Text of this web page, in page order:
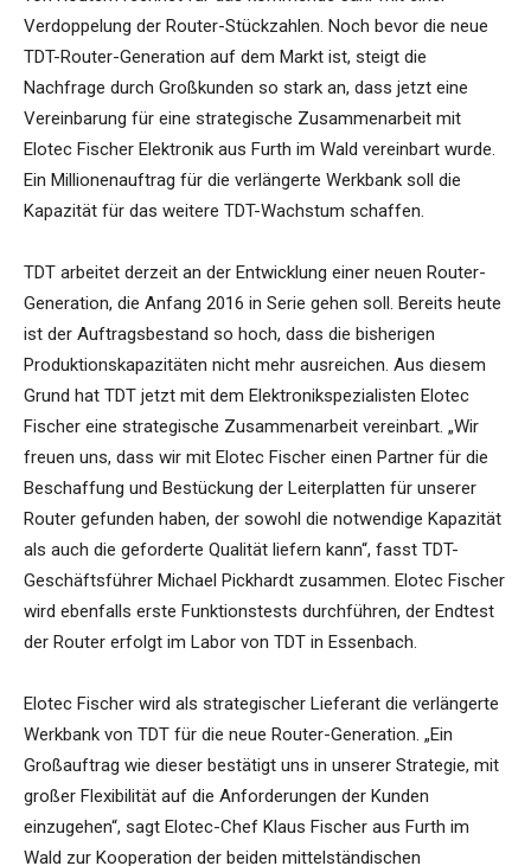
Verdoppelung der Router-Stückzahlen. Noch bevor die neue
TDT-Router-Generation auf dem Markt ist, steigt die
Nachfrage durch Großkunden so stark an, dass jetzt eine
Vereinbarung für eine strategische Zusammenarbeit mit
Elotec Fischer Elektronik aus Furth im Wald vereinbart wurde.
Ein Millionenauftrag für die verlängerte Werkbank soll die
Kapazität für das weitere TDT-Wachstum schaffen.
TDT arbeitet derzeit an der Entwicklung einer neuen Router-
Generation, die Anfang 2016 in Serie gehen soll. Bereits heute
ist der Auftragsbestand so hoch, dass die bisherigen
Produktionskapazitäten nicht mehr ausreichen. Aus diesem
Grund hat TDT jetzt mit dem Elektronikspezialisten Elotec
Fischer eine strategische Zusammenarbeit vereinbart. „Wir
freuen uns, dass wir mit Elotec Fischer einen Partner für die
Beschaffung und Bestückung der Leiterplatten für unserer
Router gefunden haben, der sowohl die notwendige Kapazität
als auch die geforderte Qualität liefern kann“, fasst TDT-
Geschäftsführer Michael Pickhardt zusammen. Elotec Fischer
wird ebenfalls erste Funktionstests durchführen, der Endtest
der Router erfolgt im Labor von TDT in Essenbach.
Elotec Fischer wird als strategischer Lieferant die verlängerte
Werkbank von TDT für die neue Router-Generation. „Ein
Großauftrag wie dieser bestätigt uns in unserer Strategie, mit
großer Flexibilität auf die Anforderungen der Kunden
einzugehen“, sagt Elotec-Chef Klaus Fischer aus Furth im
Wald zur Kooperation der beiden mittelständischen